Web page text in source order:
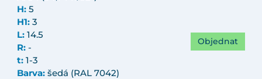
H: 5
H1: 3
L: 14.5
R: -
t: 1-3
Barva: šedá (RAL 7042)
Objednat